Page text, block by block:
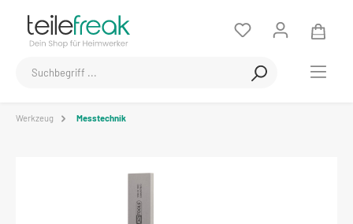
Werkzeug Messtechnik